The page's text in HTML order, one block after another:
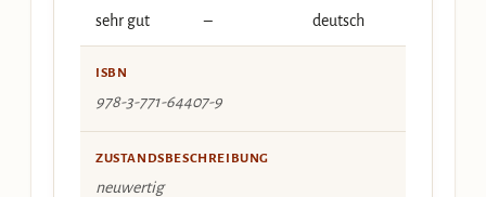
sehr gut – deutsch
ISBN
978-3-771-64407-9
ZUSTANDSBESCHREIBUNG
neuwertig